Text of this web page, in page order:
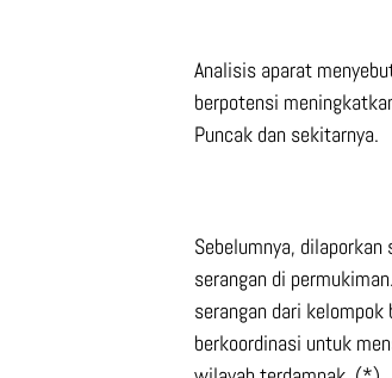
Analisis aparat
berpotensi
Puncak dan sekitarnya.
Sebelumnya,
serangan di
serangan dari
berkoordinasi untuk